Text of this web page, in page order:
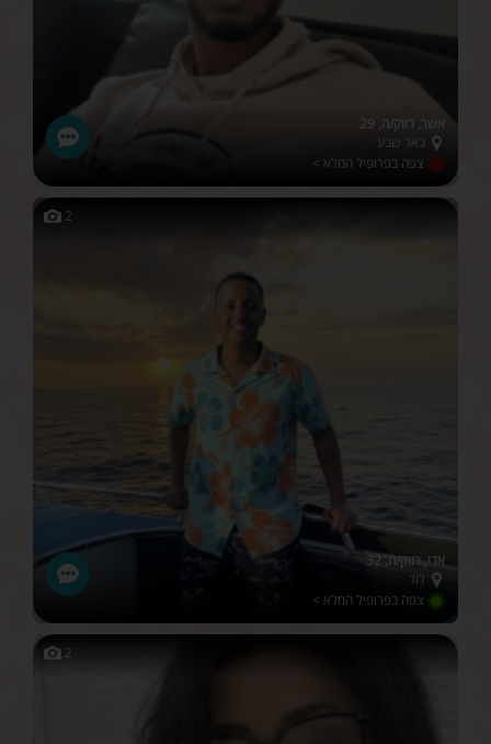
אשר, רווק/ה, 29
באר שבע
צפה בפרופיל המלא >
2
אדי, רווק/ה, 32
לוד
צפה בפרופיל המלא >
2